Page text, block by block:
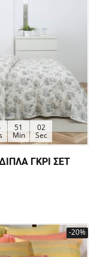
51
Min
01
Sec
ΓΚΡΙ ΣΕΤ
-20%